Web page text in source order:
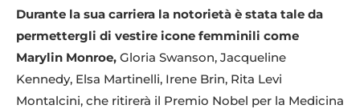
Durante la sua carriera la notorietà è stata tale da
permettergli di vestire icone femminili come
Marylin Monroe, Gloria Swanson, Jacqueline
Kennedy, Elsa Martinelli, Irene Brin, Rita Levi
Montalcini, che ritirerà il Premio Nobel per la Medicina